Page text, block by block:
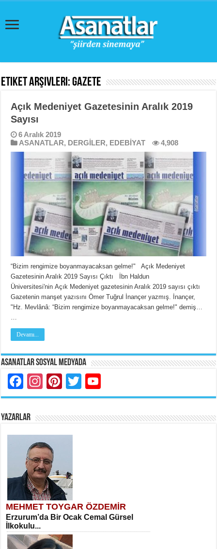
Etiket Arşivleri:gazete
Açık Medeniyet Gazetesinin Aralık 2019
Sayısı
6 Aralık 2019
ASANATLAR, DERGİLER, EDEBİYAT 4,908
“Bizim rengimize boyanmayacaksan gelme!" Açık Medeniyet
Gazetesinin Aralık 2019 Sayısı Çıktı İbn Haldun
Üniversitesi'nin Açık Medeniyet gazetesinin Aralık 2019 sayısı çıktı
Gazetenin manşet yazısını Ömer Tuğrul İnançer yazmış. İnançer,
"Hz. Mevlânâ: “Bizim rengimize boyanmayacaksan gelme!" demiş…
Devamı...
Asanatlar Sosyal Medyada
Facebook
Instagram
Pinterest
Twitter
YAZARLAR
MEHMET TOYGAR ÖZDEMİR
Erzurum’da Bir Ocak Cemal Gürsel
İlkokulu...